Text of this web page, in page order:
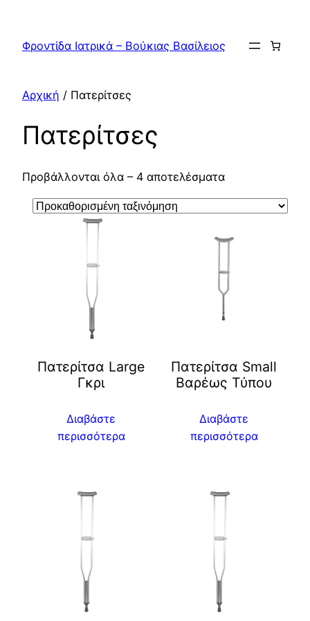
περιεχόμενο
Φροντίδα Ιατρικά – Βούκιας Βασίλειος
Αρχική / Πατερίτσες
Πατερίτσες
Προβάλλονται όλα – 4 αποτελέσματα
Πατερίτσα Large
Γκρι
Διαβάστε
περισσότερα
Πατερίτσα Small
Βαρέως Τύπου
Διαβάστε
περισσότερα